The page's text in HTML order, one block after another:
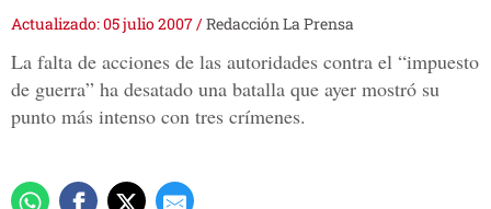
Actualizado: 05 julio 2007/Redacción La Prensa
La falta de acciones de las autoridades contra el “impuesto
de guerra” ha desatado una batalla que ayer mostró su
punto más intenso con tres crímenes.